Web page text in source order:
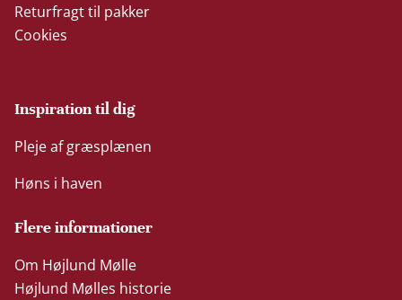
Returfragt til pakker
Cookies
Inspiration til dig
Pleje af græsplænen
Høns i haven
Flere informationer
Om Højlund Mølle
Højlund Mølles historie